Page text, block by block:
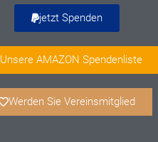
jetzt Spenden
Unsere AMAZON Spendenliste
Werden Sie Vereinsmitglied